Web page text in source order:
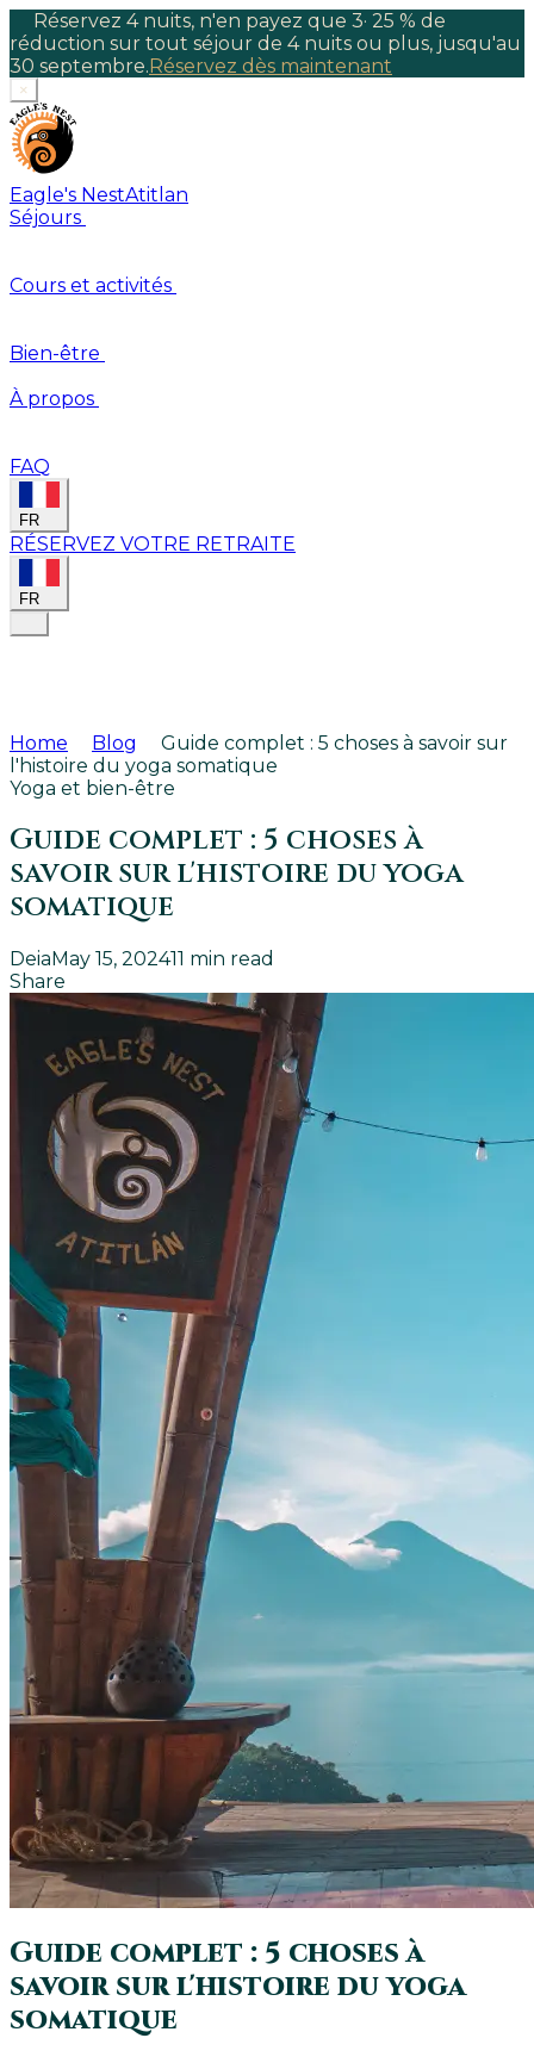
Réservez 4 nuits, n'en payez que 3· 25 % de
réduction sur tout séjour de 4 nuits ou plus, jusqu'au
30 septembre.Réservez dès maintenant
×
Eagle's NestAtitlan
Séjours
Cours et activités
Bien-être
À propos
FAQ
FR
RÉSERVEZ VOTRE RETRAITE
FR
Home Blog
Guide complet : 5 choses à savoir sur
l'histoire du yoga somatique
Yoga et bien-être
Guide complet : 5 choses à
savoir sur l'histoire du yoga
somatique
DeiaMay 15, 202411 min read
Share
Guide complet : 5 choses à
savoir sur l'histoire du yoga
somatique